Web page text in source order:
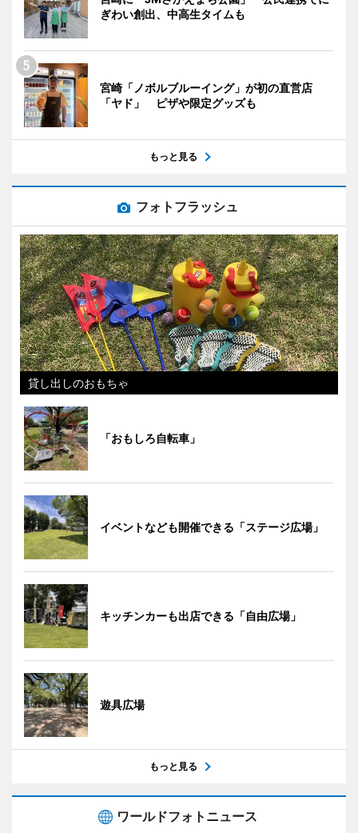
ぎわい創出、中高生タイムも
宮崎「ノボルブルーイング」が初の直営店
「ヤド」 ピザや限定グッズも
もっと見る
フォトフラッシュ
貸し出しのおもちゃ
「おもしろ自転車」
イベントなども開催できる「ステージ広場」
キッチンカーも出店できる「自由広場」
遊具広場
もっと見る
ワールドフォトニュース